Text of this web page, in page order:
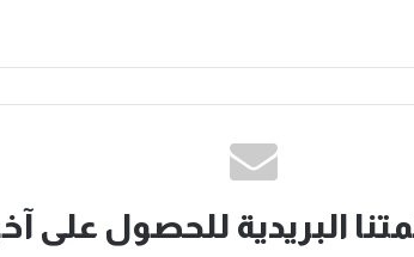
البريدية للحصول على آخر